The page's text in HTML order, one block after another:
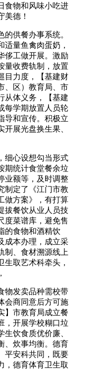
食物和风味小吃进
美德！
供餐办事系统。
适量鱼禽肉蛋奶，
侈工做开展。激励
量收费轨制，放置
目力度，【基建财
、区）教育局、市
从体义务，【基建
每学期放置人员轮
导和宣传。积极立
开展光盘换生果、
心设想勾当形式
期统计食堂餐余垃
业额等，及时调整
制定了《江门市教
做方案》，有打算
拔餐饮从业人员技
度菜谱库，避免售
的食物和酒精饮
成本办理，成立采
制、食材溯源线上
生取艺术科牵头，
发卖品种需校带
会商同意后方可施
】市教育局成立餐
，开展学校糊口垃
生饮食质优价廉、
、炊事均衡。德育
平安科共同，既要
，德育体育卫生取